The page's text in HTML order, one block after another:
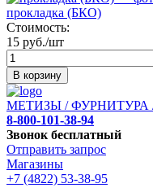
прокладка (БКО)
Стоимость:
15 руб./шт
В корзину
МЕТИЗЫ /
8-800-101-38-94
Звонок бесплатный
Отправить запрос
Магазины
+7 (4822) 53-38-95